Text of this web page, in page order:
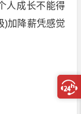
人成长不能得
)加降薪凭感觉